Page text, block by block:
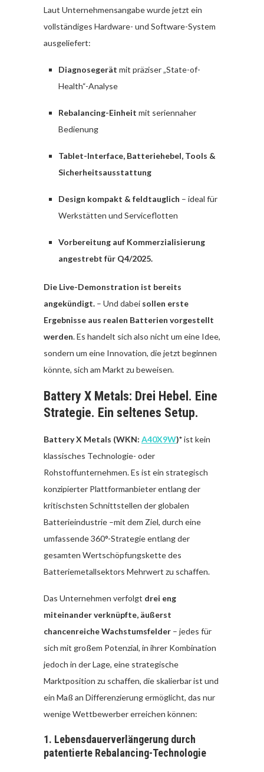
Laut Unternehmensangabe wurde jetzt ein
vollständiges Hardware- und Software-System
ausgeliefert:
Diagnosegerät mit präziser „State-of-
Health“-Analyse
Rebalancing-Einheit mit seriennaher
Bedienung
Tablet-Interface, Batteriehebel, Tools &
Sicherheitsausstattung
Design kompakt & feldtauglich – ideal für
Werkstätten und Serviceflotten
Vorbereitung auf Kommerzialisierung
angestrebt für Q4/2025.
Die Live-Demonstration ist bereits
angekündigt. – Und dabei sollen erste
Ergebnisse aus realen Batterien vorgestellt
werden. Es handelt sich also nicht um eine Idee,
sondern um eine Innovation, die jetzt beginnen
könnte, sich am Markt zu beweisen.
Battery X Metals: Drei Hebel. Eine
Strategie. Ein seltenes Setup.
Battery X Metals (WKN: A40X9W)*ist kein
klassisches Technologie- oder
Rohstoffunternehmen. Es ist ein strategisch
konzipierter Plattformanbieter entlang der
kritischsten Schnittstellen der globalen
Batterieindustrie –mit dem Ziel, durch eine
umfassende 360°-Strategie entlang der
gesamten Wertschöpfungskette des
Batteriemetallsektors Mehrwert zu schaffen.
Das Unternehmen verfolgt drei eng
miteinander verknüpfte, äußerst
chancenreiche Wachstumsfelder – jedes für
sich mit großem Potenzial, in ihrer Kombination
jedoch in der Lage, eine strategische
Marktposition zu schaffen, die skalierbar ist und
ein Maß an Differenzierung ermöglicht, das nur
wenige Wettbewerber erreichen können:
1. Lebensdauerverlängerung durch
patentierte Rebalancing-Technologie